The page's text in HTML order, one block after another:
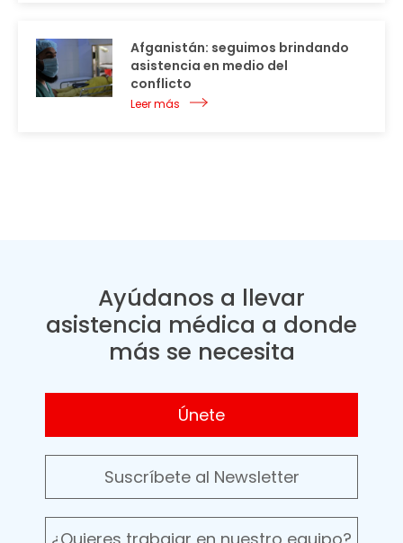
Afganistán: seguimos brindando
asistencia en medio del
conflicto
Leer más
Ayúdanos a llevar
asistencia médica a donde
más se necesita
Únete
Suscríbete al Newsletter